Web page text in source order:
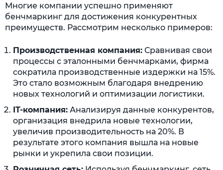
Многие компании успешно применяют
бенчмаркинг для достижения конкурентных
преимуществ. Рассмотрим несколько примеров:
Производственная компания: Сравнивая свои
процессы с эталонными бенчмарками, фирма
сократила производственные издержки на 15%.
Это стало возможным благодаря внедрению
новых технологий и оптимизации логистики.
IT-компания: Анализируя данные конкурентов,
организация внедрила новые технологии,
увеличив производительность на 20%. В
результате этого компания вышла на новые
рынки и укрепила свои позиции.